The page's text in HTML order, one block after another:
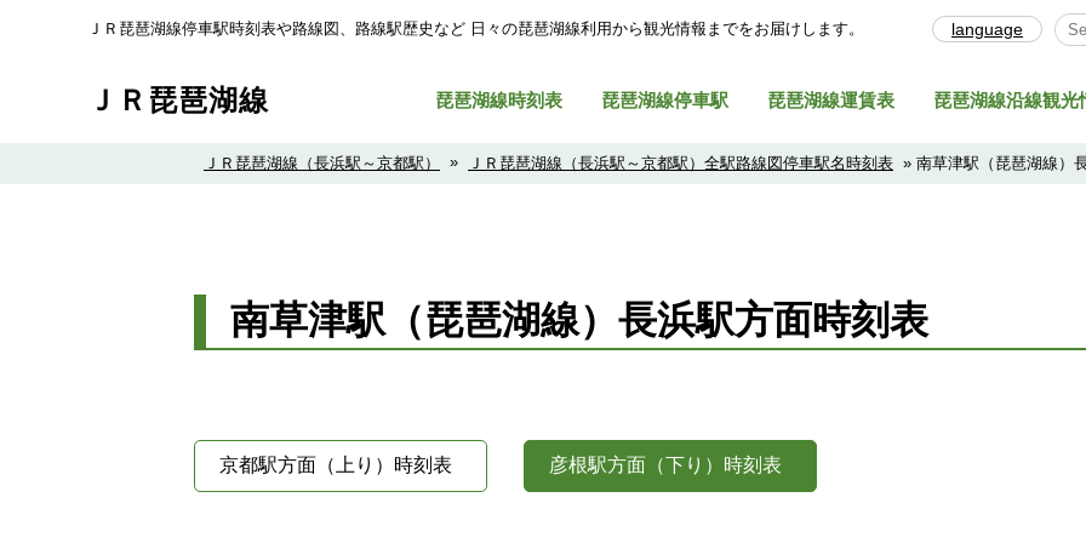
ＪＲ琵琶湖線停車駅時刻表や路線図、路線駅歴史など ⽇々の琵琶湖線利⽤から観光情報までをお届けします。 language
ＪＲ琵琶湖線 琵琶湖線時刻表 琵琶湖線停車駅 琵琶湖線運賃表 琵琶湖線沿線観光
ＪＲ琵琶湖線（長浜駅～京都駅） » ＪＲ琵琶湖線（長浜駅～京都駅）全駅路線図停車駅名時刻表 » 南草津駅（琵琶湖線）
南草津駅（琵琶湖線）長浜駅方面時刻表
京都駅方面（上り）時刻表 彦根駅方面（下り）時刻表